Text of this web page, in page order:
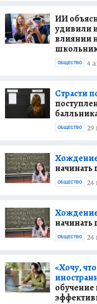
ИИ
удивили
влиянии
4
ОБЩЕСТВО
Страсти
ОБЩЕСТВО
начинать
ОБЩЕСТВО
начинать
ОБЩЕСТВО
«Хочу,
обучение